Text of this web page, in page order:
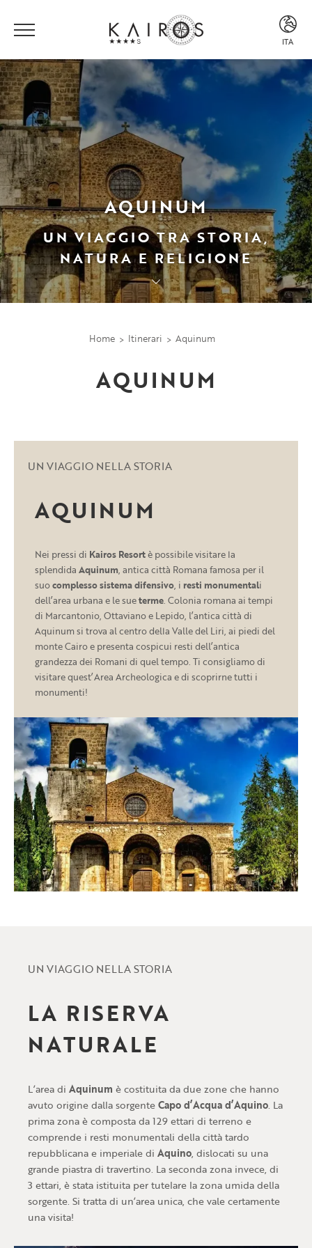
ITA
ITA
ENG
AQUINUM
UN VIAGGIO TRA STORIA,
NATURA E RELIGIONE
Home Itinerari Aquinum
AQUINUM
UN VIAGGIO NELLA STORIA
AQUINUM
Nei pressi di Kairos Resortè possibile visitare la
splendida Aquinum, antica città Romana famosa per il
suocomplesso sistema difensivo, i resti monumentali
dell’area urbana e le sueterme. Colonia romana ai tempi
di Marcantonio, Ottaviano e Lepido, l’antica città di
Aquinum si trova al centro della Valle del Liri, ai piedi del
monte Cairo e presenta cospicui resti dell’antica
grandezza dei Romani di quel tempo. Ti consigliamo di
visitare quest’Area Archeologica e di scoprirne tutti i
monumenti!
UN VIAGGIO NELLA STORIA
LA RISERVA
NATURALE
L’area di Aquinum è costituita da due zone che hanno
avuto origine dalla sorgenteCapo d’Acqua d’Aquino. La
prima zona è composta da 129 ettari di terreno e
comprende i resti monumentali della città tardo
repubblicana e imperiale di Aquino, dislocati su una
grande piastra di travertino. La seconda zona invece, di
3 ettari, è stata istituita per tutelare la zona umida della
sorgente. Si tratta di un’area unica, che vale certamente
una visita!